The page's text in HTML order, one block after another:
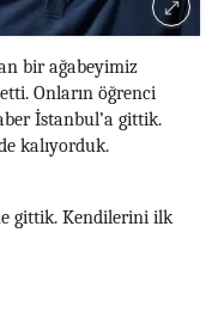
bir ağabeyimiz
Onların öğrenci
İstanbul’a gittik.
kalıyorduk.
gittik. Kendilerini ilk